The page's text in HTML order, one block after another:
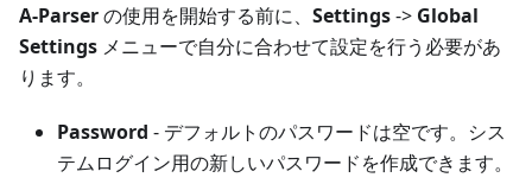
A-Parserの使用を開始する前に、 Settings-> Global
Settings メニューで自分に合わせて設定を行う必要があ
ります。
Password - デフォルトのパスワードは空です。シス
テムログイン用の新しいパスワードを作成できます。